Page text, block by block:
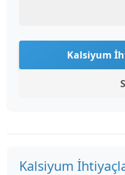
Kalsiyum
Kalsiyum